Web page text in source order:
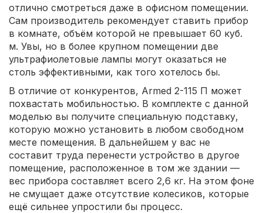
отлично смотреться даже в офисном помещении.
Сам производитель рекомендует ставить прибор
в комнате, объём которой не превышает 60 куб.
м. Увы, но в более крупном помещении две
ультрафиолетовые лампы могут оказаться не
столь эффективными, как того хотелось бы.
В отличие от конкурентов, Armed 2-115 П может
похвастать мобильностью. В комплекте с данной
моделью вы получите специальную подставку,
которую можно установить в любом свободном
месте помещения. В дальнейшем у вас не
составит труда перенести устройство в другое
помещение, расположенное в том же здании —
вес прибора составляет всего 2,6 кг. На этом фоне
не смущает даже отсутствие колесиков, которые
ещё сильнее упростили бы процесс.